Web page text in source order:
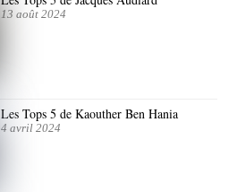
13 août 2024
Les Tops 5 de Kaouther Ben Hania
4 avril 2024